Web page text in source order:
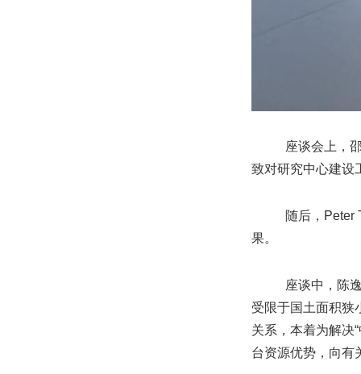
座谈会上，
致对研究中心建设
随后，Peter
果。
座谈中，陈
受限于国土面积狭
关系，本着为解决
台资源优势，向有